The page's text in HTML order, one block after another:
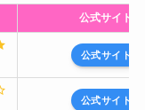
公式サイト
公式サイト
公式サイト